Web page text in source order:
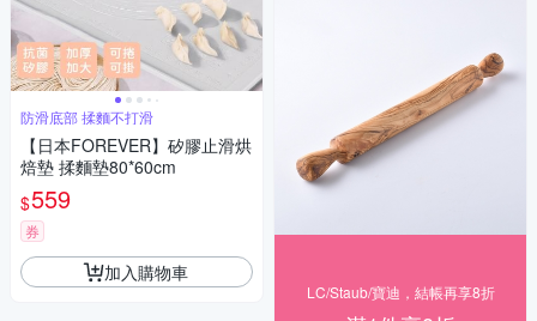
防滑底部 揉麵不打滑
【日本FOREVER】矽膠止滑烘
焙墊 揉麵墊80*60cm
$559
券
加入購物車
LC/Staub/寶迪，結帳再享8折